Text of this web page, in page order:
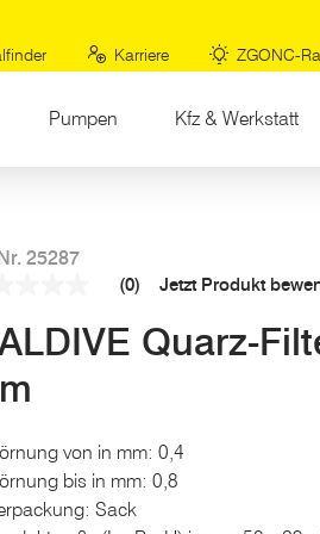
Karriere ZGONC-
Pumpen Kfz & Werkstatt
25287
(0) Jetzt Produkt
Quarz-
von in mm: 0,4
bis in mm: 0,8
Sack